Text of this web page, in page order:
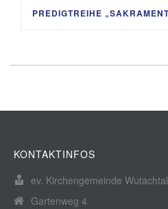
PREDIGTREIHE
KONTAKTINFOS
ev. Kirchengemeinde Wutachtal
Gartenweg 4